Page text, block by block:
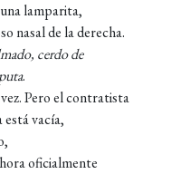
lamparita,
nasal de la derecha.
cerdo de
.
Pero el contratista
vacía,
oficialmente